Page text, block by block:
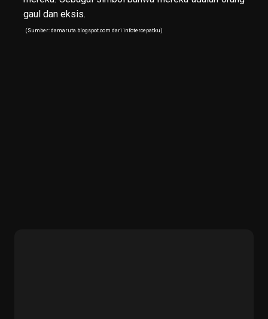
gaul dan eksis.
(Sumber: damaruta.blogspot.com dari infotercepatku)